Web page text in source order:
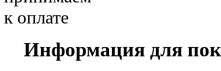
Информация для